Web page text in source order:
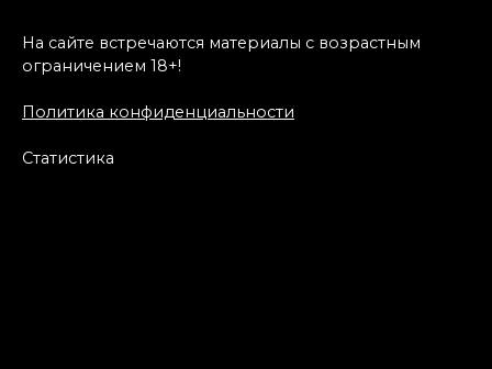
На сайте встречаются материалы с возрастным
ограничением 18+!
Политика конфиденциальности
Статистика